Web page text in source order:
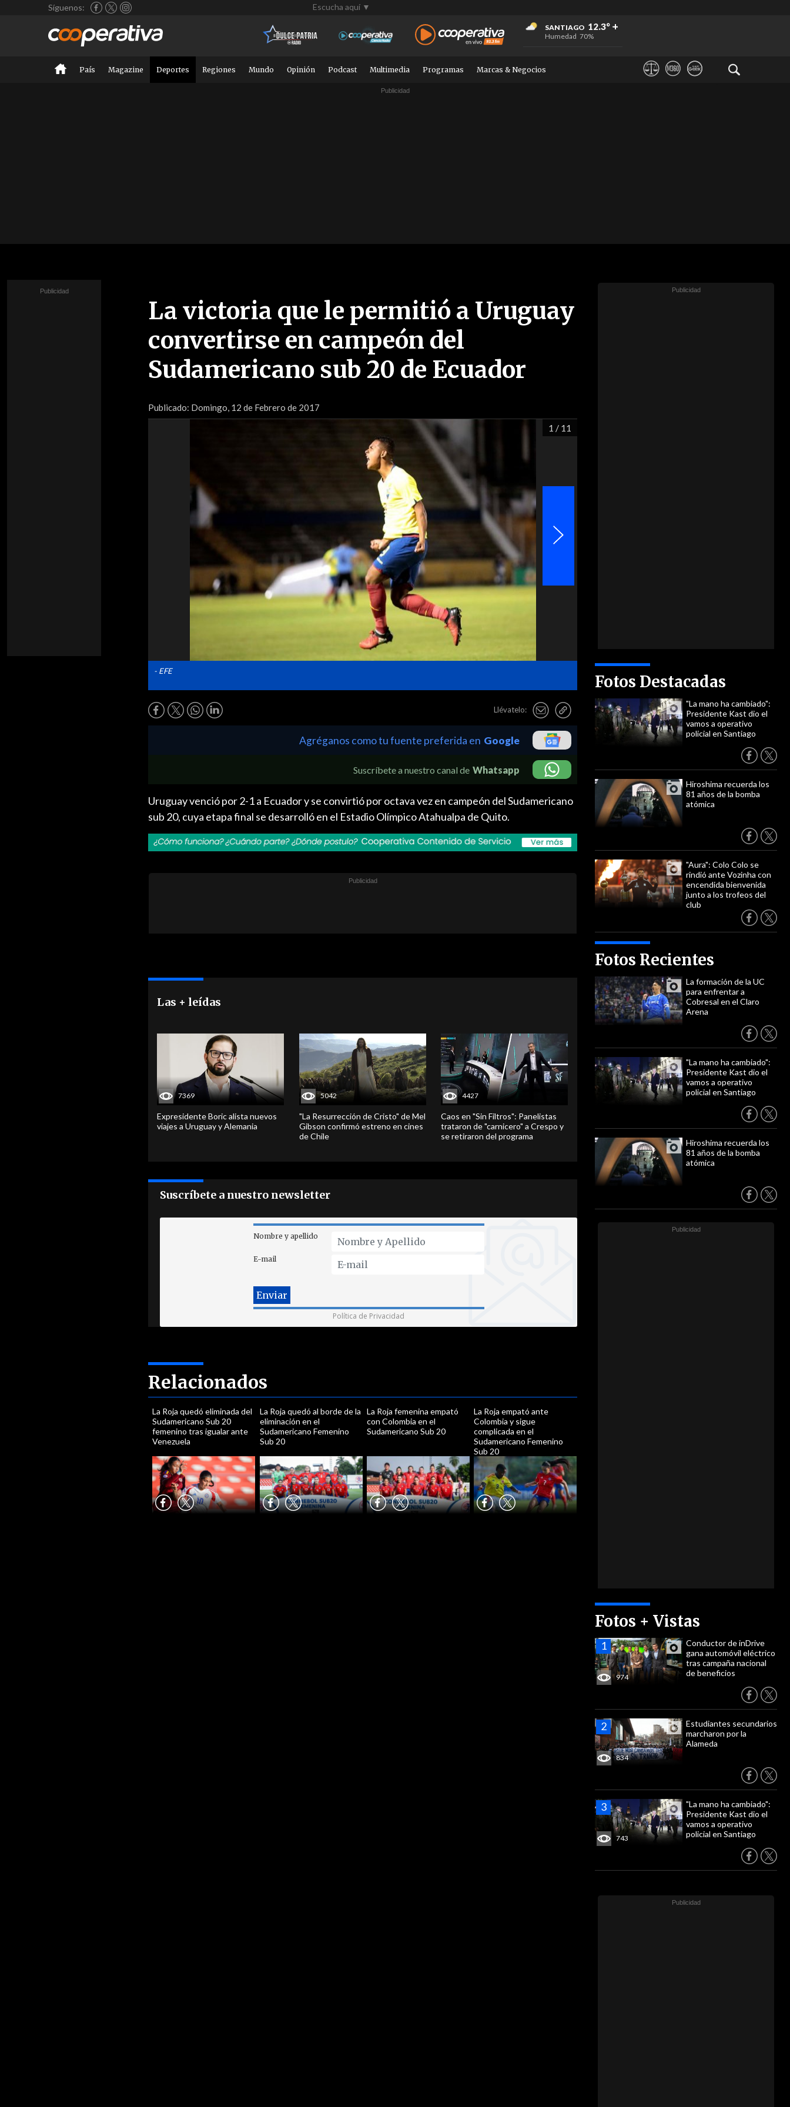
Síguenos: Escucha aquí ▼
SANTIAGO 12.3°
Humedad 70%
+
+
+
País Magazine Deportes Regiones Mundo Opinión Podcast Multimedia Programas Marcas & Negocios
La victoria que le permitió a Uruguay
convertirse en campeón del
Sudamericano sub 20 de Ecuador
Publicado: Domingo, 12 de Febrero de 2017
1 / 11
- EFE
Llévatelo:
Fotos Destacadas
"La mano ha cambiado":
Presidente Kast dio el
vamos a operativo
policial en Santiago
Hiroshima recuerda los
81 años de la bomba
atómica
"Aura": Colo Colo se
rindió ante Vozinha con
encendida bienvenida
junto a los trofeos del
club
Fotos Recientes
La formación de la UC
para enfrentar a
Cobresal en el Claro
Arena
"La mano ha cambiado":
Presidente Kast dio el
vamos a operativo
policial en Santiago
Hiroshima recuerda los
81 años de la bomba
atómica
Fotos + Vistas
974
Conductor de inDrive
gana automóvil eléctrico
tras campaña nacional
de beneficios
834
Estudiantes secundarios
marcharon por la
Alameda
743
"La mano ha cambiado":
Presidente Kast dio el
vamos a operativo
policial en Santiago
Agréganos como tu fuente preferida en Google
Suscríbete a nuestro canal de Whatsapp
Uruguay venció por 2-1 a Ecuador y se convirtió por octava vez en campeón del Sudamericano
sub 20, cuya etapa final se desarrolló en el Estadio Olímpico Atahualpa de Quito.
Las + leídas
7369
Expresidente Boric alista nuevos
viajes a Uruguay y Alemania
5042
"La Resurrección de Cristo" de Mel
Gibson confirmó estreno en cines
de Chile
4427
Caos en "Sin Filtros": Panelistas
trataron de "carnicero" a Crespo y
se retiraron del programa
Suscríbete a nuestro newsletter
Nombre y apellido
E-mail
Política de Privacidad
Relacionados
La Roja quedó eliminada del
Sudamericano Sub 20
femenino tras igualar ante
Venezuela
La Roja quedó al borde de la
eliminación en el
Sudamericano Femenino
Sub 20
La Roja femenina empató
con Colombia en el
Sudamericano Sub 20
La Roja empató ante
Colombia y sigue
complicada en el
Sudamericano Femenino
Sub 20